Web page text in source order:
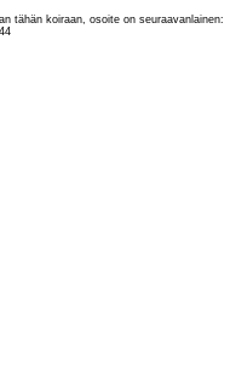
tähän koiraan, osoite on seuraavanlainen: